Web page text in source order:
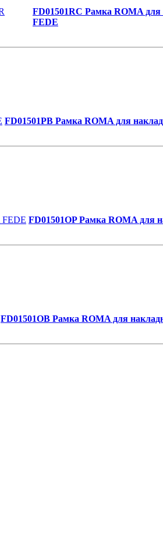
FD01501RC Рамка ROMA
FEDE
FD01501PB Рамка ROMA для
FD01501OP Рамка ROMA для
FD01501OB Рамка ROMA для